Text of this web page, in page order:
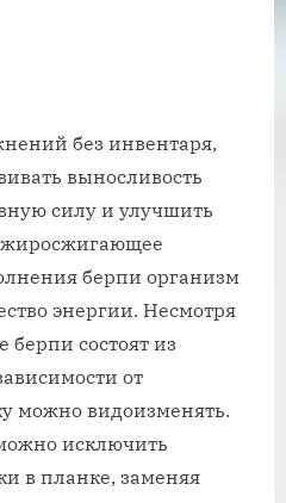
без инвентаря,
выносливость
силу и улучшить
жиросжигающее
берпи организм
энергии. Несмотря
берпи состоят из
от
можно видоизменять.
исключить
в планке, заменяя